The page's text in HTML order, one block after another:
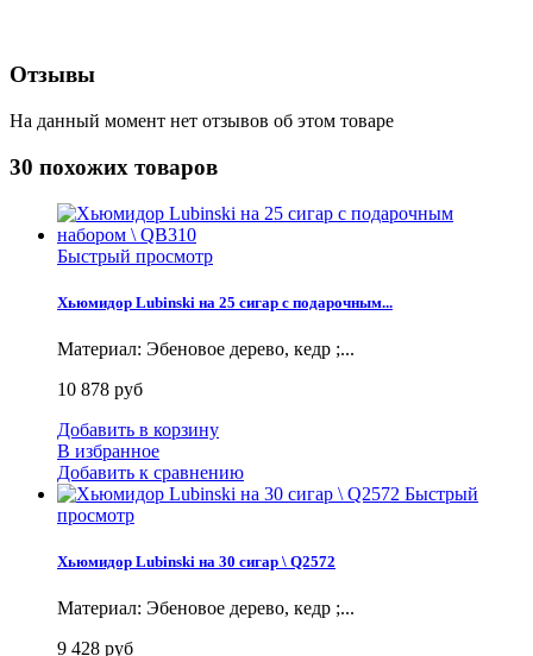
Отзывы
На данный момент нет отзывов об этом товаре
30 похожих товаров
Быстрый просмотр
Хьюмидор Lubinski на 25 сигар с подарочным...
Материал: Эбеновое дерево, кедр ;...
10 878 руб
Добавить в корзину
В избранное
Добавить к сравнению
Быстрый
просмотр
Хьюмидор Lubinski на 30 сигар \ Q2572
Материал: Эбеновое дерево, кедр ;...
9 428 руб